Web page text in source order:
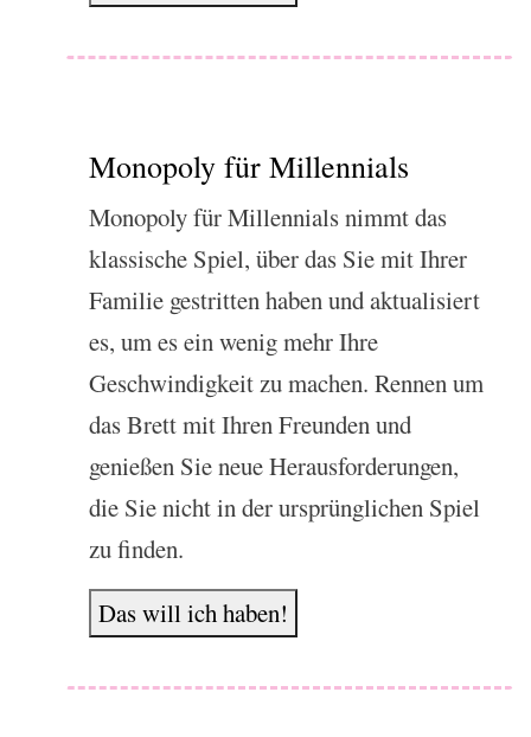
Monopoly für Millennials
Monopoly für Millennials nimmt das
klassische Spiel, über das Sie mit Ihrer
Familie gestritten haben und aktualisiert
es, um es ein wenig mehr Ihre
Geschwindigkeit zu machen. Rennen um
das Brett mit Ihren Freunden und
genießen Sie neue Herausforderungen,
die Sie nicht in der ursprünglichen Spiel
zu finden.
Das will ich haben!